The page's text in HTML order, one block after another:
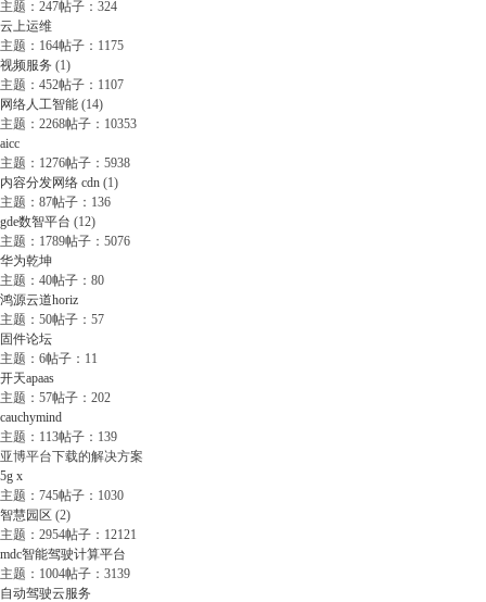
主题：247帖子：324
云上运维
主题：164帖子：1175
视频服务 (1)
主题：452帖子：1107
网络人工智能 (14)
主题：2268帖子：10353
aicc
主题：1276帖子：5938
内容分发网络 cdn (1)
主题：87帖子：136
gde数智平台 (12)
主题：1789帖子：5076
华为乾坤
主题：40帖子：80
鸿源云道horiz
主题：50帖子：57
固件论坛
主题：6帖子：11
开天apaas
主题：57帖子：202
cauchymind
主题：113帖子：139
亚博平台下载的解决方案
5g x
主题：745帖子：1030
智慧园区 (2)
主题：2954帖子：12121
mdc智能驾驶计算平台
主题：1004帖子：3139
自动驾驶云服务